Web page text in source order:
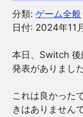
分類: ゲーム全般
日付: 2024年11
本日、Switch
発表がありました
これは良かった
きはありません